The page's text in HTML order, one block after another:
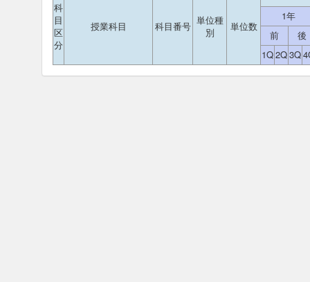
科
目
区
分
授業科目 科目番号 単位種
別
単位数
1年
前
後
1Q2Q3Q